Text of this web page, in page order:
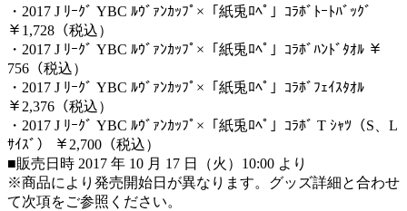
・2017 J ﾘｰｸﾞ YBC ﾙｳﾞｧﾝｶｯﾌﾟ×「紙兎ﾛﾍﾟ」ｺﾗﾎﾞﾄｰﾄﾊﾞｯｸﾞ
￥1,728（税込）
・2017 J ﾘｰｸﾞ YBC ﾙｳﾞｧﾝｶｯﾌﾟ×「紙兎ﾛﾍﾟ」ｺﾗﾎﾞﾊﾝﾄﾞﾀｵﾙ ￥
756（税込）
・2017 J ﾘｰｸﾞ YBC ﾙｳﾞｧﾝｶｯﾌﾟ×「紙兎ﾛﾍﾟ」ｺﾗﾎﾞﾌｪｲｽﾀｵﾙ
￥2,376（税込）
・2017 J ﾘｰｸﾞ YBC ﾙｳﾞｧﾝｶｯﾌﾟ×「紙兎ﾛﾍﾟ」ｺﾗﾎﾞ T ｼｬﾂ（S、L
ｻｲｽﾞ） ￥2,700（税込）
■販売日時 2017 年 10 月 17 日（火）10:00 より
※商品により発売開始日が異なります。グッズ詳細と合わせ
て次項をご参照ください。